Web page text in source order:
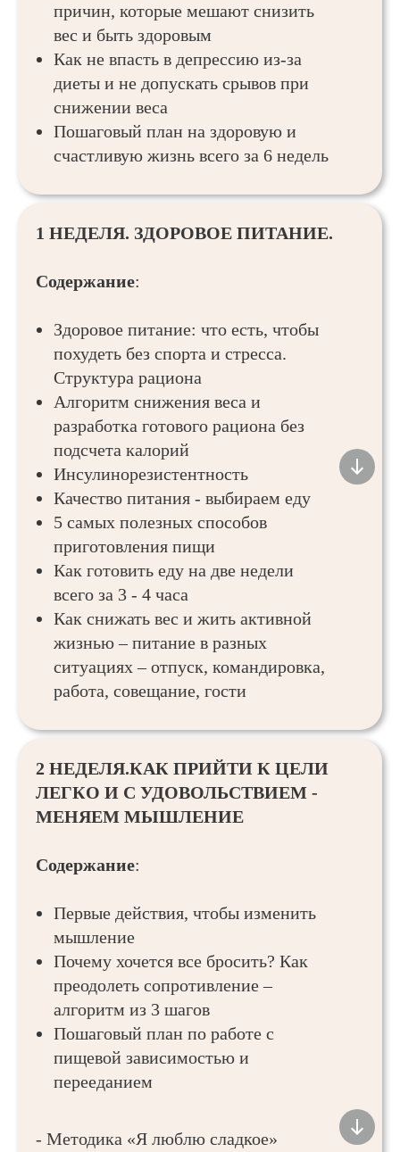
причин, которые мешают снизить
вес и быть здоровым
Как не впасть в депрессию из-за
диеты и не допускать срывов при
снижении веса
Пошаговый план на здоровую и
счастливую жизнь всего за 6 недель
1 НЕДЕЛЯ. ЗДОРОВОЕ ПИТАНИЕ.
Содержание:
Здоровое питание: что есть, чтобы
похудеть без спорта и стресса.
Структура рациона
Алгоритм снижения веса и
разработка готового рациона без
подсчета калорий
Инсулинорезистентность
Качество питания - выбираем еду
5 самых полезных способов
приготовления пищи
Как готовить еду на две недели
всего за 3 - 4 часа
Как снижать вес и жить активной
жизнью – питание в разных
ситуациях – отпуск, командировка,
работа, совещание, гости
2 НЕДЕЛЯ.КАК ПРИЙТИ К ЦЕЛИ
ЛЕГКО И С УДОВОЛЬСТВИЕМ -
МЕНЯЕМ МЫШЛЕНИЕ
Содержание:
Первые действия, чтобы изменить
мышление
Почему хочется все бросить? Как
преодолеть сопротивление –
алгоритм из 3 шагов
Пошаговый план по работе с
пищевой зависимостью и
перееданием
- Методика «Я люблю сладкое»